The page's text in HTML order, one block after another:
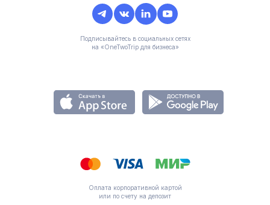
Подписывайтесь в социальных сетях
на «OneTwoTrip для бизнеса»
Оплата корпоративной картой
или по счету на депозит